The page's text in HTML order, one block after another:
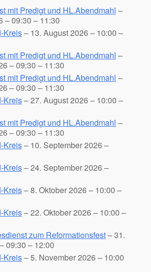
mit Predigt und HL.Abendmahl –
– 09:30 – 11:30
Kreis– 13. August 2026 – 10:00 –
mit Predigt und HL.Abendmahl –
– 09:30 – 11:30
mit Predigt und HL.Abendmahl –
– 09:30 – 11:30
Kreis– 27. August 2026 – 10:00 –
mit Predigt und HL.Abendmahl –
– 09:30 – 11:30
Kreis– 10. September 2026 –
Kreis– 24. September 2026 –
Kreis– 8. Oktober 2026 – 10:00 –
Kreis– 22. Oktober 2026 – 10:00 –
zum Reformationsfest– 31.
09:30 – 12:00
Kreis– 5. November 2026 – 10:00